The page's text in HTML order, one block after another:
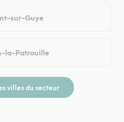
sur-Guye
la-Patrouille
villes du secteur